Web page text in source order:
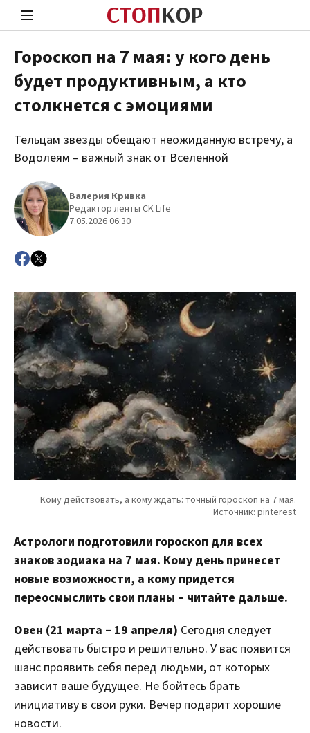
Стоп Политической Коррупции
Политика
Гороскоп на 7 мая: у кого день
будет продуктивным, а кто
столкнется с эмоциями
Тельцам звезды обещают неожиданную встречу, а
Водолеям – важный знак от Вселенной
Валерия Кривка
Редактор ленты CK Life
7.05.2026 06:30
Астрологи подготовили гороскоп для всех
знаков зодиака на 7 мая. Кому день принесет
новые возможности, а кому придется
переосмыслить свои планы – читайте дальше.
Овен (21 марта – 19 апреля) Сегодня следует
действовать быстро и решительно. У вас появится
шанс проявить себя перед людьми, от которых
зависит ваше будущее. Не бойтесь брать
инициативу в свои руки. Вечер подарит хорошие
новости.